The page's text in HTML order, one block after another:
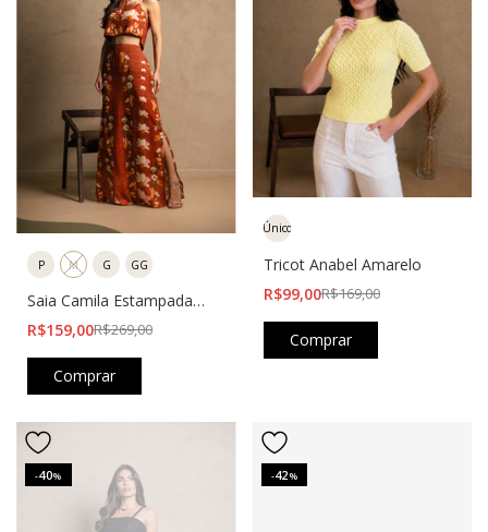
P M G GG
Saia Camila Estampada
Vermelha
R$159,00R$269,00
Comprar
Único
Tricot Anabel Amarelo
R$99,00R$169,00
Comprar
-40% -42%